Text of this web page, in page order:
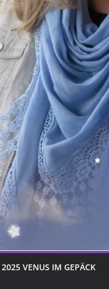
2025 VENUS IM GEPÄCK